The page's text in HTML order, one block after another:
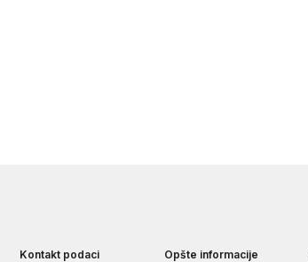
Kontakt podaci Opšte informacije